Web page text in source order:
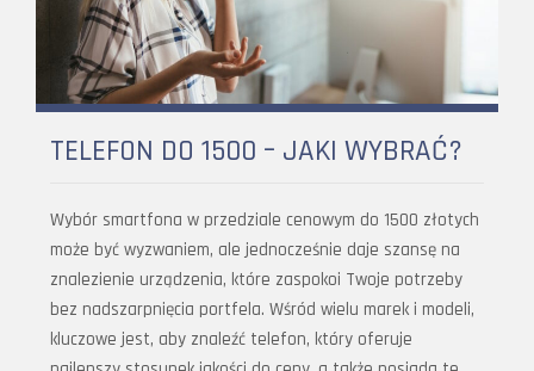
TELEFON DO 1500 – JAKI WYBRAĆ?
Wybór smartfona w przedziale cenowym do 1500 złotych
może być wyzwaniem, ale jednocześnie daje szansę na
znalezienie urządzenia, które zaspokoi Twoje potrzeby
bez nadszarpnięcia portfela. Wśród wielu marek i modeli,
kluczowe jest, aby znaleźć telefon, który oferuje